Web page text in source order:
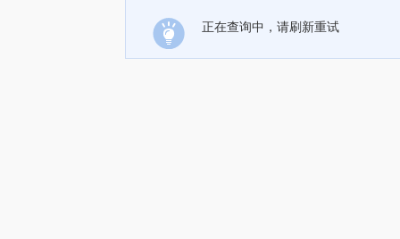
正在查询中，请刷新重试